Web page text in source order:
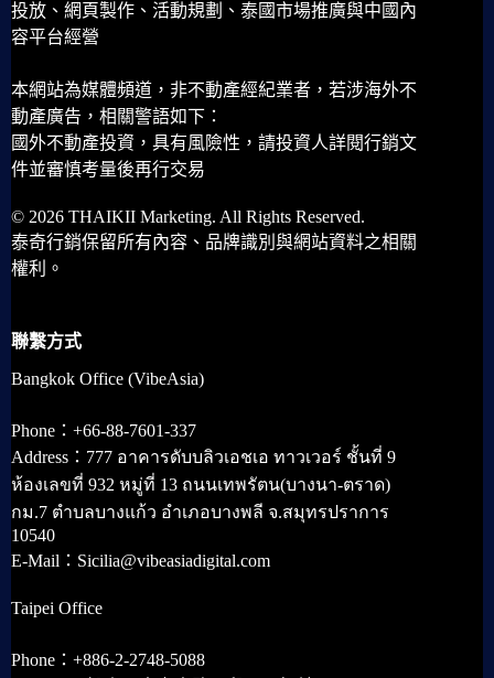
投放、網頁製作、活動規劃、泰國市場推廣與中國內
容平台經營
本網站為媒體頻道，非不動產經紀業者，若涉海外不
動產廣告，相關警語如下：
國外不動產投資，具有風險性，請投資人詳閱行銷文
件並審慎考量後再行交易
© 2026 THAIKII Marketing. All Rights Reserved.
泰奇行銷保留所有內容、品牌識別與網站資料之相關
權利。
聯繫方式
Bangkok Office (VibeAsia)
Phone：+66-88-7601-337
Address：777 อาคารดับบลิวเอชเอ ทาวเวอร์ ชั้นที่ 9
ห้องเลขที่ 932 หมู่ที่ 13 ถนนเทพรัตน(บางนา-ตราด)
กม.7 ตำบลบางแก้ว อำเภอบางพลี จ.สมุทรปราการ
10540
E-Mail：Sicilia@vibeasiadigital.com
Taipei Office
Phone：+886-2-2748-5088